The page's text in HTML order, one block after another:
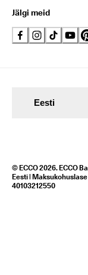
Jälgi meid
© ECCO 2026. ECCO
Eesti |
40103212550
Eesti